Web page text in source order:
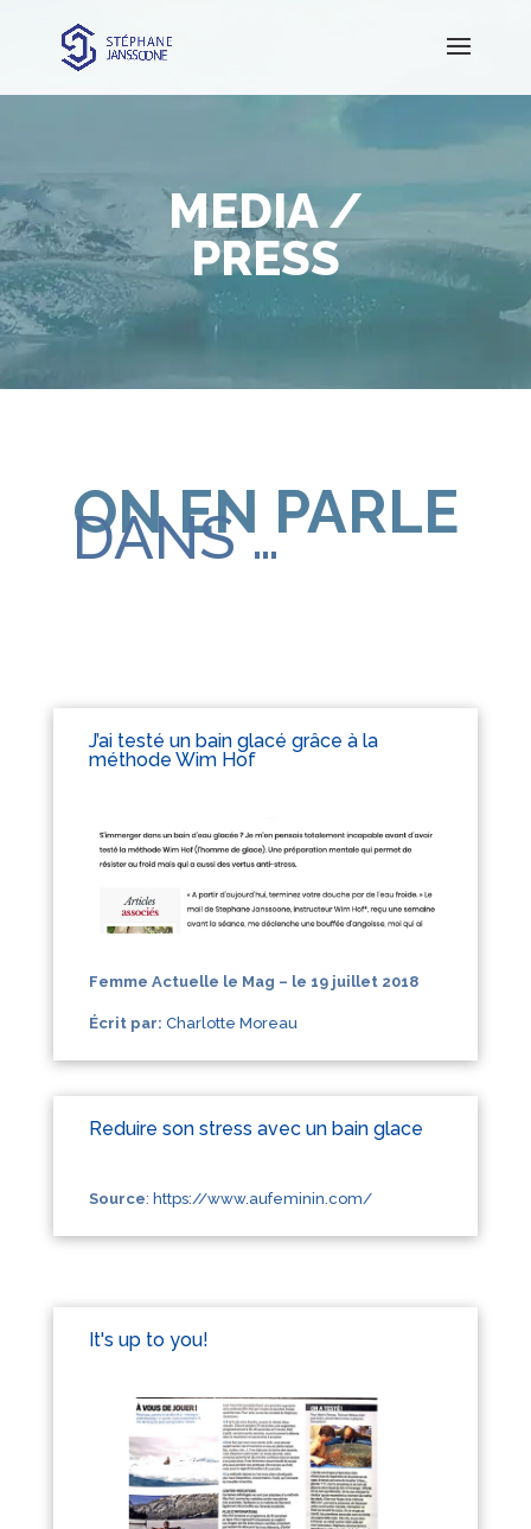
MEDIA /
PRESS
ON EN PARLE
DANS …
J’ai testé un bain glacé grâce à la
méthode Wim Hof
Femme Actuelle le Mag – le 19 juillet 2018
Écrit par: Charlotte Moreau
Reduire son stress avec un bain glace
Source: https://www.aufeminin.com/
It's up to you!